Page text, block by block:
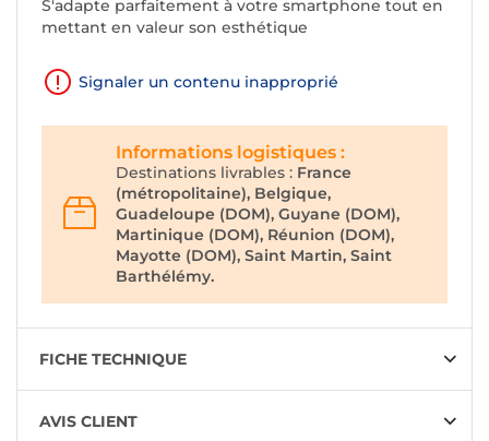
S'adapte parfaitement à votre smartphone tout en
mettant en valeur son esthétique
Signaler un contenu inapproprié
Informations logistiques :
Destinations livrables : France
(métropolitaine), Belgique,
Guadeloupe (DOM), Guyane (DOM),
Martinique (DOM), Réunion (DOM),
Mayotte (DOM), Saint Martin, Saint
Barthélémy.
FICHE TECHNIQUE
AVIS CLIENT